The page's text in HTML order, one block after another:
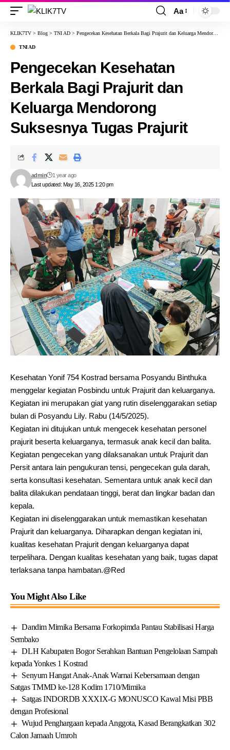
Aa
KLIK7TV > Blog > TNI AD > Pengecekan Kesehatan Berkala Bagi Prajurit dan Keluarga Mendorong Suksesnya Tugas Prajurit
TNI AD
Pengecekan Kesehatan
Berkala Bagi Prajurit dan
Keluarga Mendorong
Suksesnya Tugas Prajurit
Last updated: May 16, 2025 1:20 pm
admin 1 year ago
Kesehatan Yonif 754 Kostrad bersama Posyandu Binthuka
menggelar kegiatan Posbindu untuk Prajurit dan keluarganya.
Kegiatan ini merupakan giat yang rutin diselenggarakan setiap
bulan di Posyandu Lily. Rabu (14/5/2025).
Kegiatan ini ditujukan untuk mengecek kesehatan personel
prajurit beserta keluarganya, termasuk anak kecil dan balita.
Kegiatan pengecekan yang dilaksanakan untuk Prajurit dan
Persit antara lain pengukuran tensi, pengecekan gula darah,
serta konsultasi kesehatan. Sementara untuk anak kecil dan
balita dilakukan pendataan tinggi, berat dan lingkar badan dan
kepala.
Kegiatan ini diselenggarakan untuk memastikan kesehatan
Prajurit dan keluarganya. Diharapkan dengan kegiatan ini,
kualitas kesehatan Prajurit dengan keluarganya dapat
terpelihara. Dengan kualitas kesehatan yang baik, tugas dapat
terlaksana tanpa hambatan.@Red
You Might Also Like
Dandim Mimika Bersama Forkopimda Pantau Stabilisasi Harga
Sembako
DLH Kabupaten Bogor Serahkan Bantuan Pengelolaan Sampah
kepada Yonkes 1 Kostrad
Senyum Hangat Anak-Anak Warnai Kebersamaan dengan
Satgas TMMD ke-128 Kodim 1710/Mimika
Satgas INDORDB XXXIX-G MONUSCO Kawal Misi PBB
dengan Profesional
Wujud Penghargaan kepada Anggota, Kasad Berangkatkan 302
Calon Jamaah Umroh